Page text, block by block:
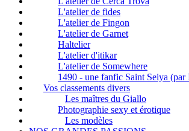
L'atelier de fides
L'atelier de Fingon
L'atelier de Garnet
Haltelier
L'atelier d'itikar
L'atelier de Somewhere
1490 - une fanfic Saint Seiya
Vos classements divers
Les maîtres du Giallo
Photographie sexy et érotique
Les modèles